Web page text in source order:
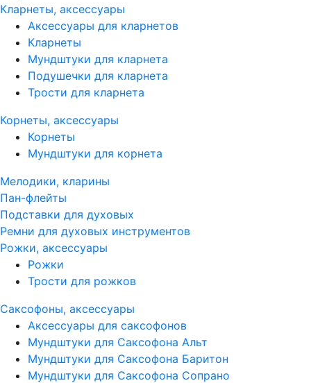
Кларнеты, аксессуары
Аксессуары для кларнетов
Кларнеты
Мундштуки для кларнета
Подушечки для кларнета
Трости для кларнета
Корнеты, аксессуары
Корнеты
Мундштуки для корнета
Мелодики, кларины
Пан-флейты
Подставки для духовых
Ремни для духовых инструментов
Рожки, аксессуары
Рожки
Трости для рожков
Саксофоны, аксессуары
Аксессуары для саксофонов
Мундштуки для Саксофона Альт
Мундштуки для Саксофона Баритон
Мундштуки для Саксофона Сопрано